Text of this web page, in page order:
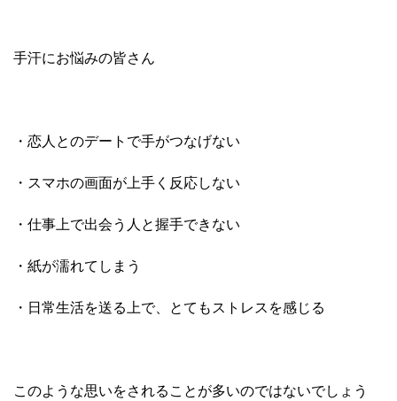
手汗にお悩みの皆さん
・恋人とのデートで手がつなげない
・スマホの画面が上手く反応しない
・仕事上で出会う人と握手できない
・紙が濡れてしまう
・日常生活を送る上で、とてもストレスを感じる
このような思いをされることが多いのではないでしょう